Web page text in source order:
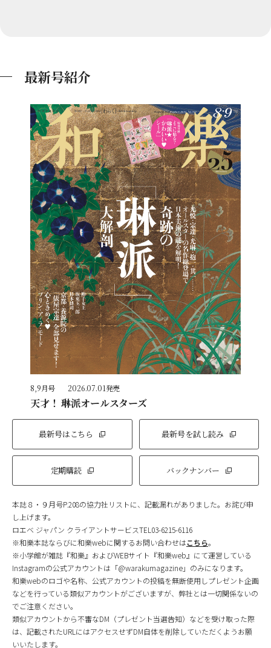
最新号紹介
8,9月号 2026.07.01発売
天才！ 琳派オールスターズ
最新号はこちら 最新号を試し読み
定期購読 バックナンバー
本誌８・９月号P.208の協力社リストに、記載漏れがありました。お詫び申
し上げます。
ロエベ ジャパン クライアントサービスTEL03-6215-6116
※和樂本誌ならびに和樂webに関するお問い合わせはこちら。
※小学館が雑誌『和樂』およびWEBサイト『和樂web』にて運営している
Instagramの公式アカウントは「@warakumagazine」のみになります。
和樂webのロゴや名称、公式アカウントの投稿を無断使用しプレゼント企画
などを行っている類似アカウントがございますが、弊社とは一切関係ないの
でご注意ください。
類似アカウントから不審なDM（プレゼント当選告知）などを受け取った際
は、記載されたURLにはアクセスせずDM自体を削除していただくようお願
いいたします。